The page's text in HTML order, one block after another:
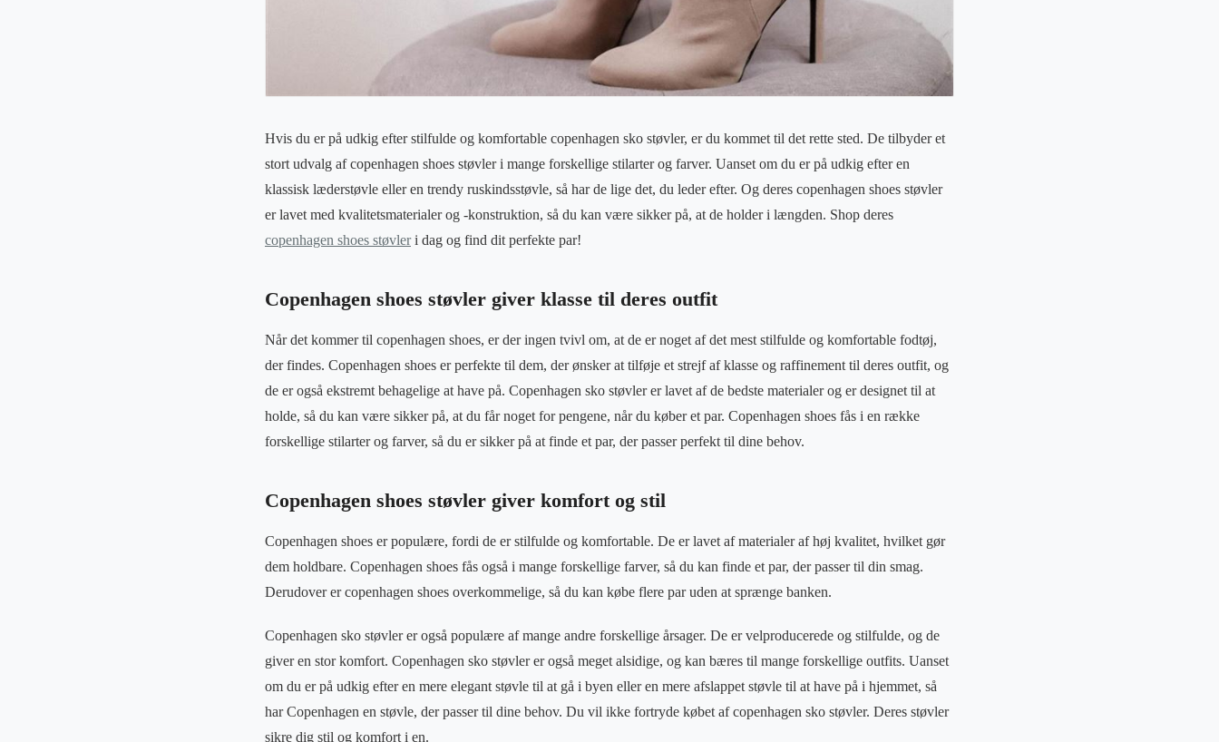
Hvis du er på udkig efter stilfulde og komfortable copenhagen sko støvler, er du kommet til det rette sted. De tilbyder et
stort udvalg af copenhagen shoes støvler i mange forskellige stilarter og farver. Uanset om du er på udkig efter en
klassisk læderstøvle eller en trendy ruskindsstøvle, så har de lige det, du leder efter. Og deres copenhagen shoes støvler
er lavet med kvalitetsmaterialer og -konstruktion, så du kan være sikker på, at de holder i længden. Shop deres
copenhagen shoes støvleri dag og find dit perfekte par!
Copenhagen shoes støvler giver klasse til deres outfit
Når det kommer til copenhagen shoes, er der ingen tvivl om, at de er noget af det mest stilfulde og komfortable fodtøj,
der findes. Copenhagen shoes er perfekte til dem, der ønsker at tilføje et strejf af klasse og raffinement til deres outfit, og
de er også ekstremt behagelige at have på. Copenhagen sko støvler er lavet af de bedste materialer og er designet til at
holde, så du kan være sikker på, at du får noget for pengene, når du køber et par. Copenhagen shoes fås i en række
forskellige stilarter og farver, så du er sikker på at finde et par, der passer perfekt til dine behov.
Copenhagen shoes støvler giver komfort og stil
Copenhagen shoes er populære, fordi de er stilfulde og komfortable. De er lavet af materialer af høj kvalitet, hvilket gør
dem holdbare. Copenhagen shoes fås også i mange forskellige farver, så du kan finde et par, der passer til din smag.
Derudover er copenhagen shoes overkommelige, så du kan købe flere par uden at sprænge banken.
Copenhagen sko støvler er også populære af mange andre forskellige årsager. De er velproducerede og stilfulde, og de
giver en stor komfort. Copenhagen sko støvler er også meget alsidige, og kan bæres til mange forskellige outfits. Uanset
om du er på udkig efter en mere elegant støvle til at gå i byen eller en mere afslappet støvle til at have på i hjemmet, så
har Copenhagen en støvle, der passer til dine behov. Du vil ikke fortryde købet af copenhagen sko støvler. Deres støvler
sikre dig stil og komfort i en.